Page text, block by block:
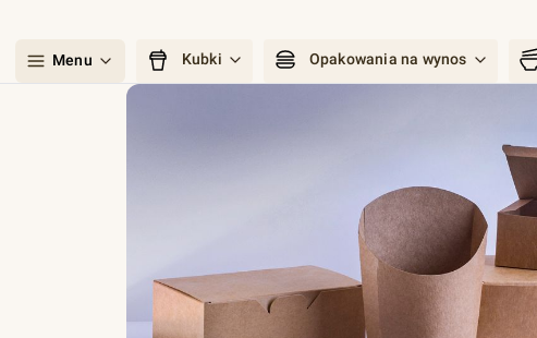
Menu Kubki Opakowania na wynos